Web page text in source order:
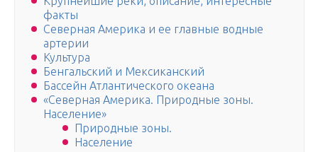
факты
Северная Америка и ее главные водные
артерии
Культура
Бенгальский и Мексиканский
Бассейн Атлантического океана
«Северная Америка. Природные зоны.
Население»
Природные зоны.
Население